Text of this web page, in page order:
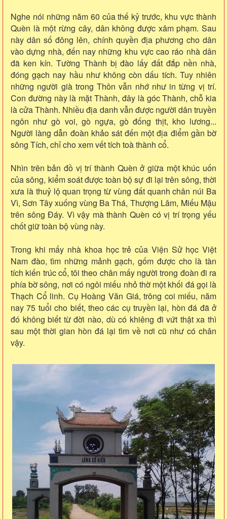
Nghe nói những năm 60 của thế kỷ trước, khu vực thành
Quèn là một rừng cây, dân không được xâm phạm. Sau
này dân số đông lên, chính quyền địa phương cho dân
vào dựng nhà, đến nay những khu vực cao ráo nhà dân
đã ken kín. Tường Thành bị đào lấy đất đắp nền nhà,
đóng gạch nay hầu như không còn dấu tích. Tuy nhiên
những người già trong Thôn vẫn nhớ như in từng vị trí.
Con đường này là mặt Thành, đây là góc Thành, chỗ kia
là cửa Thành. Nhiều địa danh vẫn được người dân truyền
ngôn như gò voi, gò ngựa, gò đống thịt, kho lương...
Người làng dẫn đoàn khảo sát đến một địa điểm gần bờ
sông Tích, chỉ cho xem vết tích toà thành cổ.
Nhìn trên bản đồ vị trí thành Quèn ở giữa một khúc uốn
của sông, kiểm soát được toàn bộ sự đi lại trên sông, thời
xưa là thuỷ lộ quan trọng từ vùng đất quanh chân núi Ba
Vì, Sơn Tây xuống vùng Ba Thá, Thượng Lâm, Miếu Mậu
trên sông Đáy. Vì vậy mà thành Quèn có vị trí trọng yếu
chốt giữ toàn bộ vùng này.
Trong khi mấy nhà khoa học trẻ của Viện Sử học Việt
Nam đào, tìm những mảnh gạch, gốm được cho là tàn
tích kiến trúc cổ, tôi theo chân mấy người trong đoàn đi ra
phía bờ sông, nơi có ngôi miếu nhỏ thờ một khối đá gọi là
Thạch Cổ linh. Cụ Hoàng Văn Giá, trông coi miếu, năm
nay 75 tuổi cho biết, theo các cụ truyền lại, hòn đá đã ở
đó không biết từ đời nào, dù có khiêng đi vứt thật xa thì
sau một thời gian hòn đá lại tìm về nơi cũ như có chân
vậy.